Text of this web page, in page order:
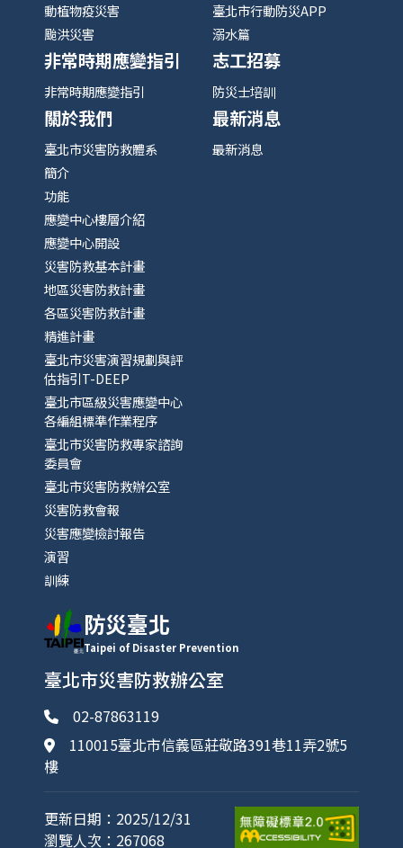
動植物疫災害
颱洪災害
臺北市行動防災APP
溺水篇
非常時期應變指引
非常時期應變指引
志工招募
防災士培訓
關於我們
臺北市災害防救體系
簡介
功能
應變中心樓層介紹
應變中心開設
災害防救基本計畫
地區災害防救計畫
各區災害防救計畫
精進計畫
臺北市災害演習規劃與評
估指引T-DEEP
臺北市區級災害應變中心
各編組標準作業程序
臺北市災害防救專家諮詢
委員會
臺北市災害防救辦公室
災害防救會報
災害應變檢討報告
演習
訓練
最新消息
最新消息
防災臺北
Taipei of Disaster Prevention
臺北市災害防救辦公室
02-87863119
110015臺北市信義區莊敬路391巷11弄2號5
樓
更新日期：2025/12/31
瀏覽人次：267068